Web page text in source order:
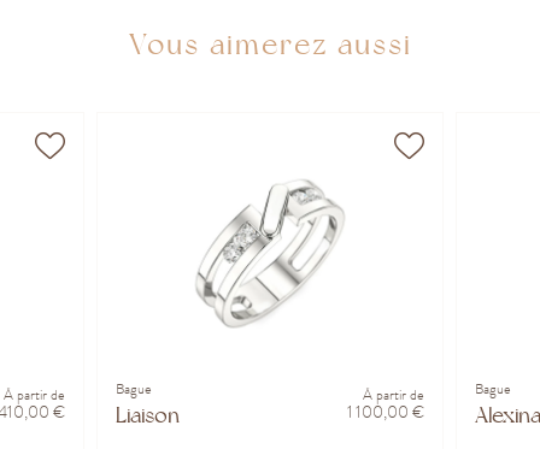
Vous aimerez aussi
À partir de
€
Bague
Liaison
À partir de
1 100,00 €
Bague
Alexina